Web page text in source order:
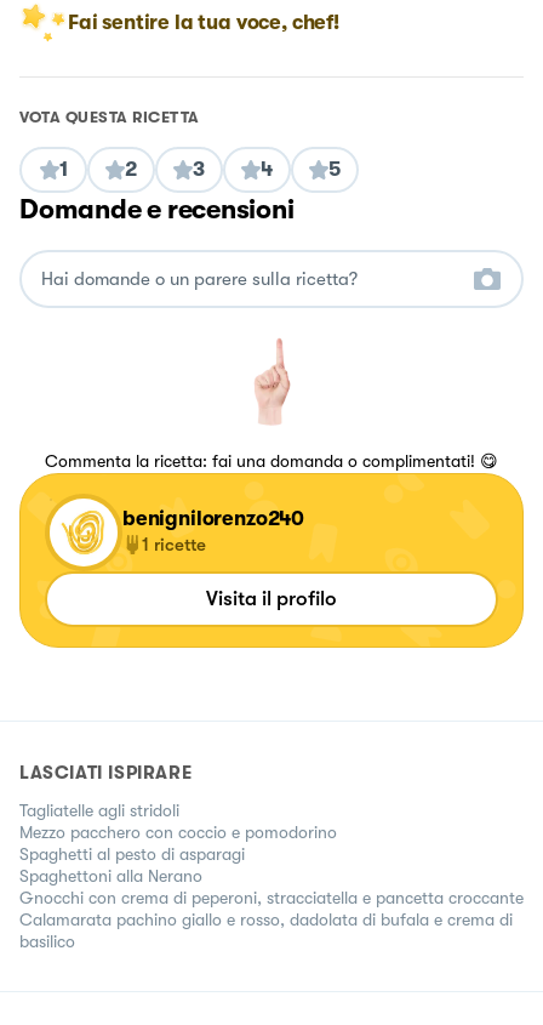
Fai sentire la tua voce, chef!
VOTA QUESTA RICETTA
1 2 3 4 5
Domande e recensioni
Commenta la ricetta: fai una domanda o complimentati! 😋
benignilorenzo240
1 ricette
Visita il profilo
LASCIATI ISPIRARE
Tagliatelle agli stridoli
Mezzo pacchero con coccio e pomodorino
Spaghetti al pesto di asparagi
Spaghettoni alla Nerano
Gnocchi con crema di peperoni, stracciatella e pancetta croccante
Calamarata pachino giallo e rosso, dadolata di bufala e crema di
basilico